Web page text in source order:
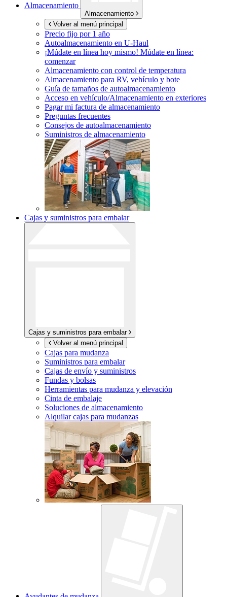
Almacenamiento
Almacenamiento
Volver al menú principal
Precio fijo por 1 año
Autoalmacenamiento en U-Haul
¡Múdate en línea hoy mismo! Múdate en línea:
comenzar
Almacenamiento con control de temperatura
Almacenamiento para RV, vehículo y bote
Guía de tamaños de autoalmacenamiento
Acceso en vehículo/Almacenamiento en exteriores
Pagar mi factura de almacenamiento
Preguntas frecuentes
Consejos de autoalmacenamiento
Suministros de almacenamiento
Cajas y suministros para embalar
Cajas y suministros para embalar
Volver al menú principal
Cajas para mudanza
Suministros para embalar
Cajas de envío y suministros
Fundas y bolsas
Herramientas para mudanza y elevación
Cinta de embalaje
Soluciones de almacenamiento
Alquilar cajas para mudanzas